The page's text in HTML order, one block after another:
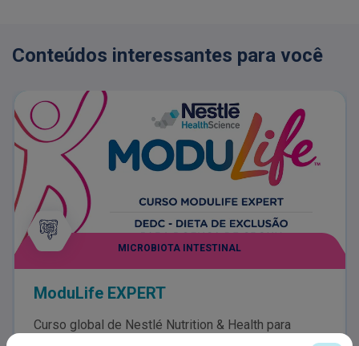
Conteúdos interessantes para você
MICROBIOTA INTESTINAL
ModuLife EXPERT
Curso global de Nestlé Nutrition & Health para